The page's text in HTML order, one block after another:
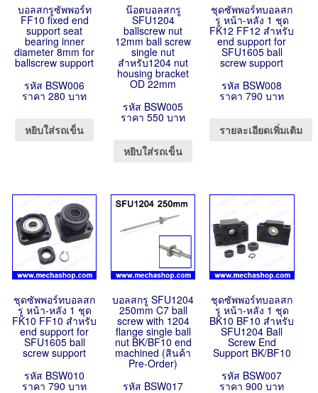
บอลสกรูซัพพอร์ท
FF10 fixed end
support seat
bearing inner
diameter 8mm for
ballscrew support
รหัส BSW006
ราคา 280 บาท
หยิบใส่รถเข็น
น๊อตบอลสกรู
SFU1204
ballscrew nut
12mm ball screw
single nut
สำหรับ1204 nut
housing bracket
OD 22mm
รหัส BSW005
ราคา 550 บาท
หยิบใส่รถเข็น
ชุดซัพพอร์ทบอลสก
รู หน้า-หลัง 1 ชุด
FK12 FF12 สำหรับ
end support for
SFU1605 ball
screw support
รหัส BSW008
ราคา 790 บาท
รายละเอียดเพิ่มเติม
ชุดซัพพอร์ทบอลสก
รู หน้า-หลัง 1 ชุด
FK10 FF10 สำหรับ
end support for
SFU1605 ball
screw support
รหัส BSW010
ราคา 790 บาท
บอลสกรู SFU1204
250mm C7 ball
screw with 1204
flange single ball
nut BK/BF10 end
machined (สินค้า
Pre-Order)
รหัส BSW017
ชุดซัพพอร์ทบอลสก
รู หน้า-หลัง 1 ชุด
BK10 BF10 สำหรับ
SFU1204 Ball
Screw End
Support BK/BF10
รหัส BSW007
ราคา 900 บาท